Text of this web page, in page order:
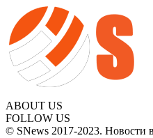
ABOUT US
FOLLOW US
© SNews 2017-2023. Новости